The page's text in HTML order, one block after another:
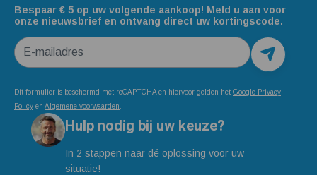
Bespaar € 5 op uw volgende aankoop! Meld u aan voor
onze nieuwsbrief en ontvang direct uw kortingscode.
E-mailadres
Dit formulier is beschermd met reCAPTCHA en hiervoor gelden het Google Privacy
Policy en Algemene voorwaarden
Hulp nodig bij uw keuze?
In 2 stappen naar dé oplossing voor uw
situatie!